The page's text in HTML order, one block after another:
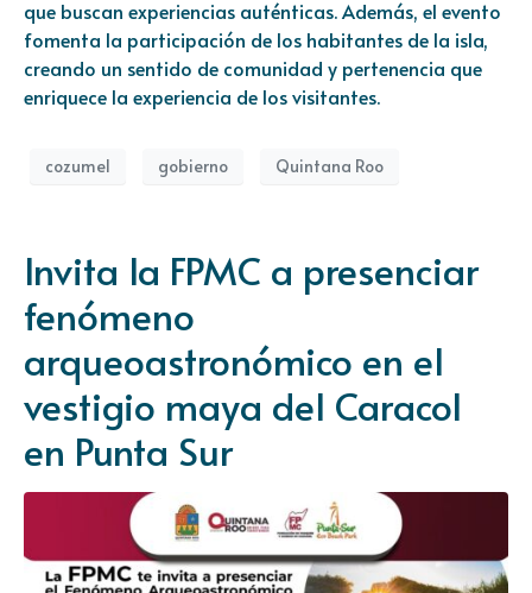
que buscan experiencias auténticas. Además, el evento
fomenta la participación de los habitantes de la isla,
creando un sentido de comunidad y pertenencia que
enriquece la experiencia de los visitantes.
cozumel gobierno Quintana Roo
Invita la FPMC a presenciar
fenómeno
arqueoastronómico en el
vestigio maya del Caracol
en Punta Sur